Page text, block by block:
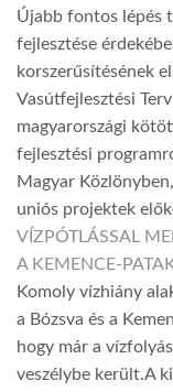
Újabb fontos lépés
fejlesztése
korszerűsítésének
Vasútfejlesztési
magyarországi
fejlesztési
Magyar
uniós projektek
VÍZPÓTLÁSSAL
A KEMENCE-
Komoly vízhiány
a Bózsva és a
hogy már a
veszélybe került.A